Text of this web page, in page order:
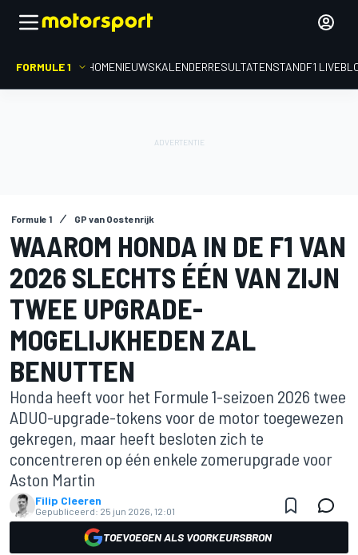
FORMULE 1 HOMENIEUWSKALENDERRESULTATENSTANDF1
Formule 1 GP van Oostenrijk
WAAROM HONDA IN DE F1 VAN
2026 SLECHTS ÉÉN VAN ZIJN
TWEE UPGRADE-
MOGELIJKHEDEN ZAL
BENUTTEN
Honda heeft voor het Formule 1-seizoen 2026 twee
ADUO-upgrade-tokens voor de motor toegewezen
gekregen, maar heeft besloten zich te
concentreren op één enkele zomerupgrade voor
Aston Martin
Filip Cleeren
Gepubliceerd: 25 jun 2026, 12:01
TOEVOEGEN ALS VOORKEURSBRON